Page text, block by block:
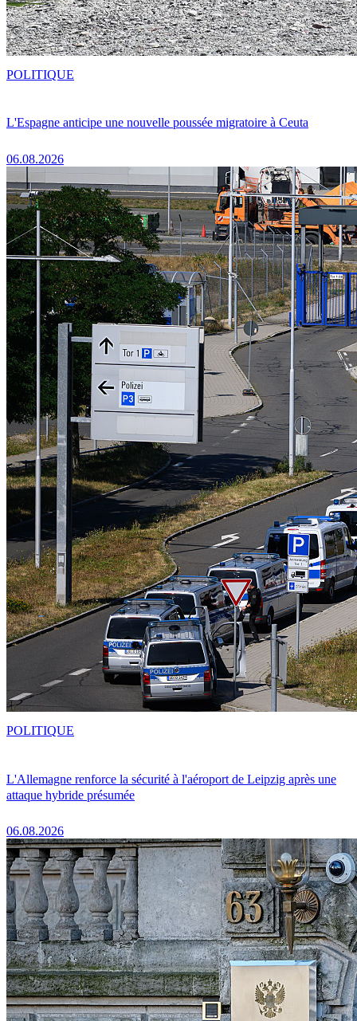
L'Espagne anticipe une nouvelle poussée migratoire à Ceuta
06.08.2026
POLITIQUE
L'Allemagne renforce la sécurité à l'aéroport de Leipzig après une
attaque hybride présumée
06.08.2026
POLITIQUE